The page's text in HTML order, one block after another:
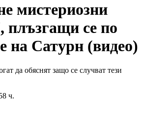
мистериозни
плъзгащи се по
на Сатурн (видео)
да обяснят защо се случват тези
ч.